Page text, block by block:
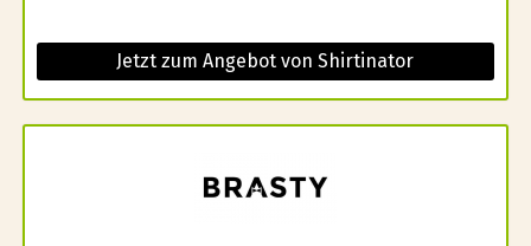
Jetzt zum Angebot von Shirtinator